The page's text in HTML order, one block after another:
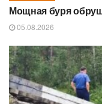
Мощная буря
05.08.2026